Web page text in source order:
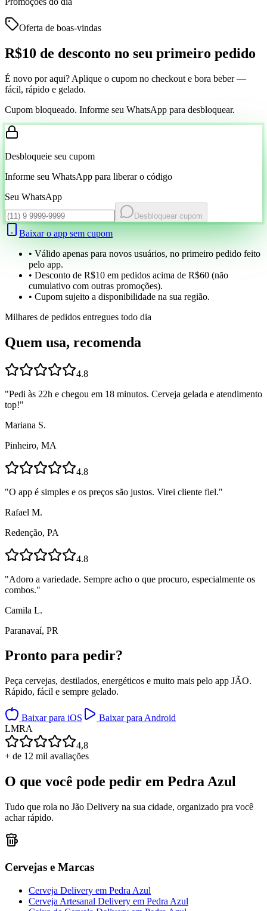
Oferta de boas-vindas
R$10 de desconto no seu primeiro pedido
É novo por aqui? Aplique o cupom no checkout e bora beber —
fácil, rápido e gelado.
Cupom bloqueado. Informe seu WhatsApp para desbloquear.
Desbloqueie seu cupom
Informe seu WhatsApp para liberar o código
Seu WhatsApp
Desbloquear cupom
Baixar o app sem cupom
• Válido apenas para novos usuários, no primeiro pedido feito
pelo app.
• Desconto de R$10 em pedidos acima de R$60 (não
cumulativo com outras promoções).
• Cupom sujeito a disponibilidade na sua região.
Milhares de pedidos entregues todo dia
Quem usa, recomenda
4.8
"Pedi às 22h e chegou em 18 minutos. Cerveja gelada e atendimento
top!"
Mariana S.
Pinheiro, MA
4.8
"O app é simples e os preços são justos. Virei cliente fiel."
Rafael M.
Redenção, PA
4.8
"Adoro a variedade. Sempre acho o que procuro, especialmente os
combos."
Camila L.
Paranavaí, PR
Pronto para pedir?
Peça cervejas, destilados, energéticos e muito mais pelo app JÃO.
Rápido, fácil e sempre gelado.
Baixar para iOS
Baixar para Android
LMRA
4,8
+ de 12 mil avaliações
O que você pode pedir em Pedra Azul
Tudo que rola no Jão Delivery na sua cidade, organizado pra você
achar rápido.
Cervejas e Marcas
Cerveja Delivery em Pedra Azul
Cerveja Artesanal Delivery em Pedra Azul